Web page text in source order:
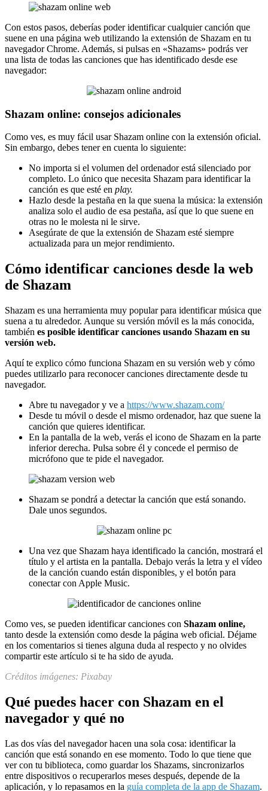
Con estos pasos, deberías poder identificar cualquier canción que
suene en una página web utilizando la extensión de Shazam en tu
navegador Chrome. Además, si pulsas en «Shazams» podrás ver
una lista de todas las canciones que has identificado desde ese
navegador:
Shazam online: consejos adicionales
Como ves, es muy fácil usar Shazam online con la extensión oficial.
Sin embargo, debes tener en cuenta lo siguiente:
No importa si el volumen del ordenador está silenciado por
completo. Lo único que necesita Shazam para identificar la
canción es que esté en play.
Hazlo desde la pestaña en la que suena la música: la extensión
analiza solo el audio de esa pestaña, así que lo que suene en
otras no le molesta ni le sirve.
Asegúrate de que la extensión de Shazam esté siempre
actualizada para un mejor rendimiento.
Cómo identificar canciones desde la web
de Shazam
Shazam es una herramienta muy popular para identificar música que
suena a tu alrededor. Aunque su versión móvil es la más conocida,
también es posible identificar canciones usando Shazam en su
versión web.
Aquí te explico cómo funciona Shazam en su versión web y cómo
puedes utilizarlo para reconocer canciones directamente desde tu
navegador.
Abre tu navegador y ve a https://www.shazam.com/
Desde tu móvil o desde el mismo ordenador, haz que suene la
canción que quieres identificar.
En la pantalla de la web, verás el icono de Shazam en la parte
inferior derecha. Pulsa sobre él y concede el permiso de
micrófono que te pide el navegador.
Shazam se pondrá a detectar la canción que está sonando.
Dale unos segundos.
Una vez que Shazam haya identificado la canción, mostrará el
título y el artista en la pantalla. Debajo verás la letra y el vídeo
de la canción cuando están disponibles, y el botón para
conectar con Apple Music.
Como ves, se pueden identificar canciones con Shazam online,
tanto desde la extensión como desde la página web oficial. Déjame
en los comentarios si tienes alguna duda al respecto y no olvides
compartir este artículo si te ha sido de ayuda.
Créditos imágenes: Pixabay
Qué puedes hacer con Shazam en el
navegador y qué no
Las dos vías del navegador hacen una sola cosa: identificar la
canción que está sonando en ese momento. Todo lo que tiene que
ver con tu biblioteca, como guardar los Shazams, sincronizarlos
entre dispositivos o recuperarlos meses después, depende de la
aplicación, y lo repasamos en la guía completa de la app de Shazam.